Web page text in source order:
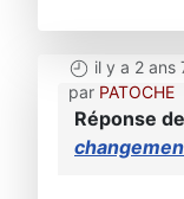
il y a 2 ans
par PATOCHE
Réponse de